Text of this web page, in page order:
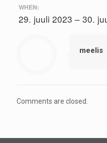
WHEN:
29. juuli 2023 – 30.
meelis
Comments are closed.